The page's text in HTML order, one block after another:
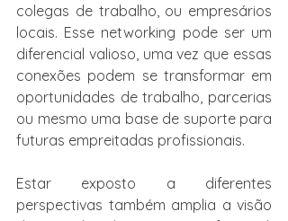
colegas de trabalho, ou empresários
locais. Esse networking pode ser um
diferencial valioso, uma vez que essas
conexões podem se transformar em
oportunidades de trabalho, parcerias
ou mesmo uma base de suporte para
futuras empreitadas profissionais.
Estar exposto a diferentes
perspectivas também amplia a visão